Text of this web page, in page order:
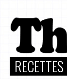
RECETTES